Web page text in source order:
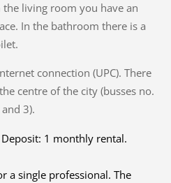
the living room you have an
In the bathroom there is a
connection (UPC). There
centre of the city (busses no.
3).
1 monthly rental.
a single professional. The